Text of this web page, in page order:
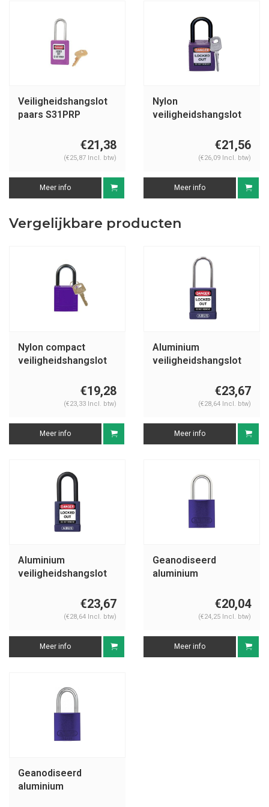
Veiligheidshangslot
paars S31PRP
€21,38
(€25,87 Incl. btw)
Meer info
Nylon
veiligheidshangslot
€21,56
(€26,09 Incl. btw)
Meer info
Vergelijkbare producten
Nylon compact
veiligheidshangslot
€19,28
(€23,33 Incl. btw)
Meer info
Aluminium
veiligheidshangslot
74BS/40 paars€23,67
(€28,64 Incl. btw)
Meer info
Aluminium
veiligheidshangslot
€23,67
(€28,64 Incl. btw)
Meer info
Geanodiseerd
aluminium
paars 72/30 LILA€20,04
(€24,25 Incl. btw)
Meer info
Geanodiseerd
aluminium